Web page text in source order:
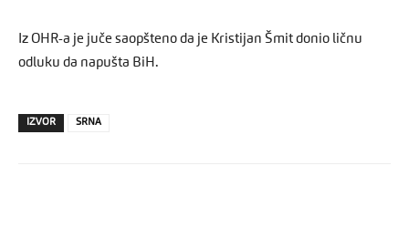
Iz OHR-a je juče saopšteno da je Kristijan Šmit donio ličnu
odluku da napušta BiH.
IZVOR SRNA